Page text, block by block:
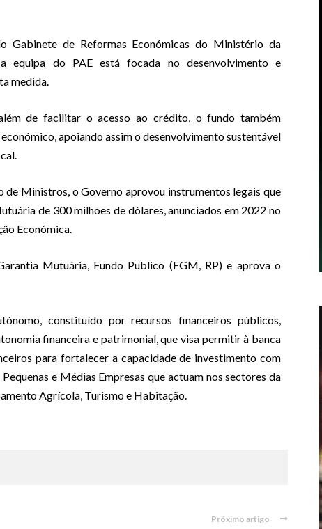
Gabinete de Reformas Económicas do Ministério da
equipa do PAE está focada no desenvolvimento e
medida.
de facilitar o acesso ao crédito, o fundo também
apoiando assim o desenvolvimento sustentável
de Ministros, o Governo aprovou instrumentos legais que
de 300 milhões de dólares, anunciados em 2022 no
Económica.
Mutuária, Fundo Publico (FGM, RP) e aprova o
constituído por recursos financeiros públicos,
financeira e patrimonial, que visa permitir à banca
para fortalecer a capacidade de investimento com
e Médias Empresas que actuam nos sectores da
Agrícola, Turismo e Habitação.
Próximo artigo